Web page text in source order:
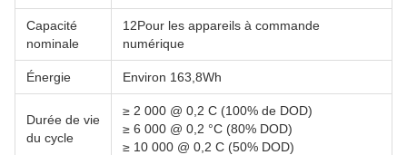
Capacité
nominale
12Pour les appareils à commande
numérique
Énergie Environ 163,8Wh
Durée de vie
du cycle
≥ 2 000 @ 0,2 C (100% de DOD)
≥ 6 000 @ 0,2 °C (80% DOD)
≥ 10 000 @ 0,2 C (50% DOD)